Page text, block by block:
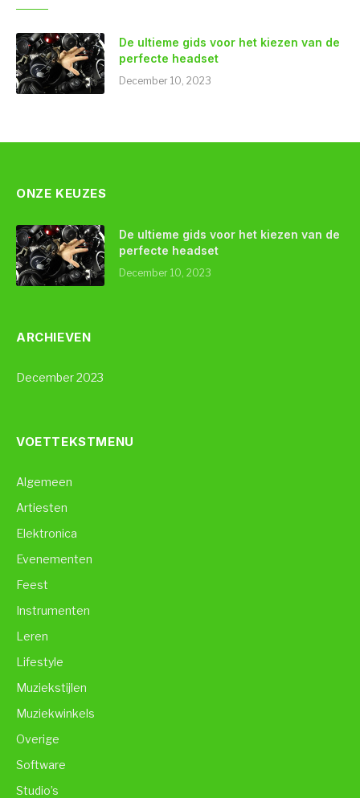
De ultieme gids voor het kiezen van de
perfecte headset
December 10, 2023
ONZE KEUZES
De ultieme gids voor het kiezen van de
perfecte headset
December 10, 2023
ARCHIEVEN
December 2023
VOETTEKSTMENU
Algemeen
Artiesten
Elektronica
Evenementen
Feest
Instrumenten
Leren
Lifestyle
Muziekstijlen
Muziekwinkels
Overige
Software
Studio’s